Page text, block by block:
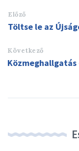
Előző
Töltse le az
Következő